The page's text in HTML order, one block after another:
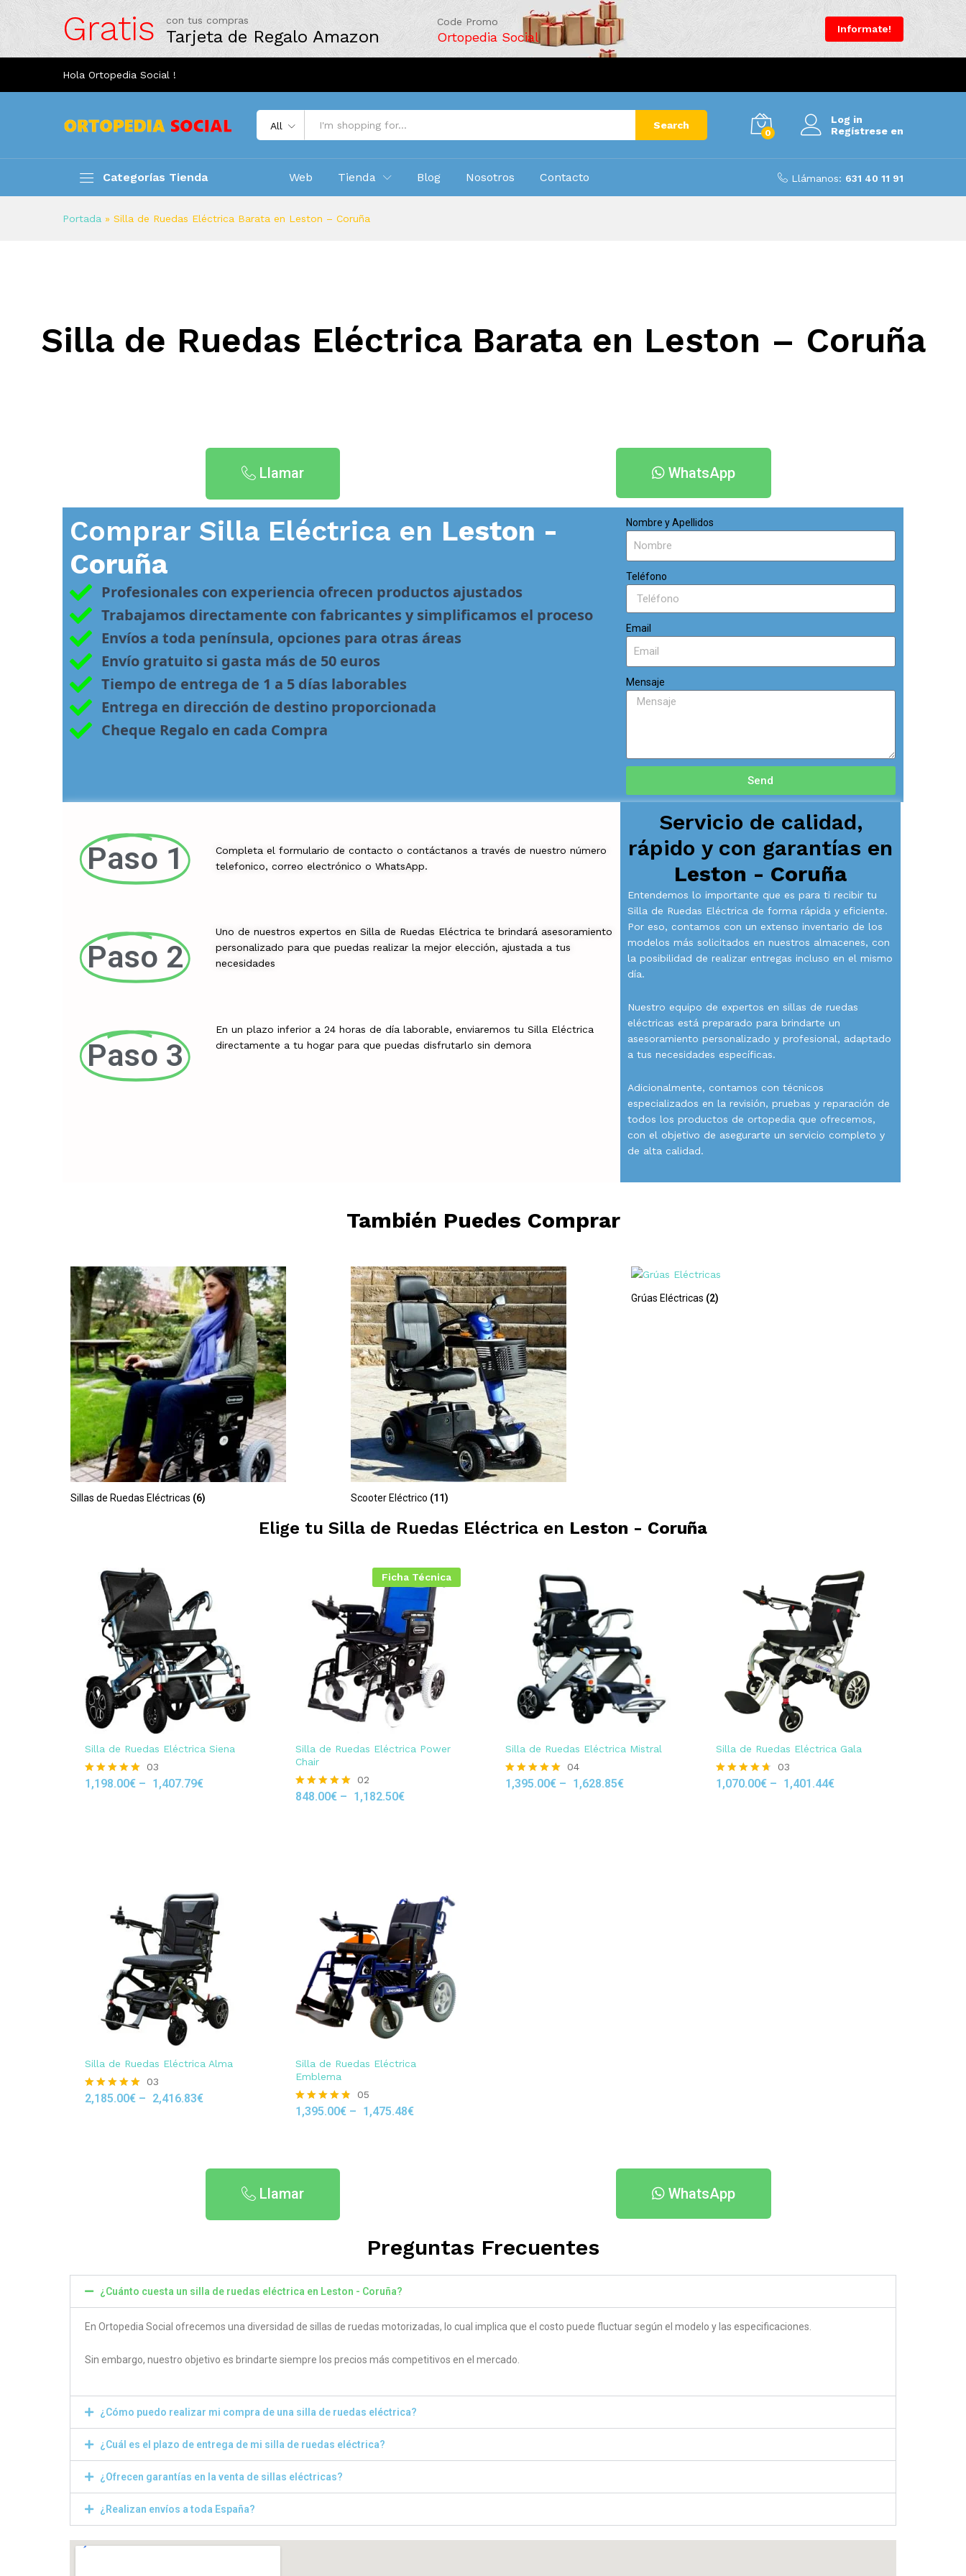
Gratis con tus compras
Tarjeta de Regalo Amazon
Code Promo
Ortopedia Social
Informate!
Hola Ortopedia Social !
All Search
0
Log in
Regístrese en
Categorías Tienda Web Tienda Blog Nosotros Contacto Llámanos: 631 40 11 91
Portada » Silla de Ruedas Eléctrica Barata en Leston – Coruña
Silla de Ruedas Eléctrica Barata en Leston – Coruña
Llamar WhatsApp
Comprar Silla Eléctrica en Leston -
Coruña
Profesionales con experiencia ofrecen productos ajustados
Trabajamos directamente con fabricantes y simplificamos el proceso
Envíos a toda península, opciones para otras áreas
Envío gratuito si gasta más de 50 euros
Tiempo de entrega de 1 a 5 días laborables
Entrega en dirección de destino proporcionada
Cheque Regalo en cada Compra
Nombre y Apellidos
Teléfono
Email
Mensaje
Send
Paso 1
Paso 2
Paso 3
Completa el formulario de contacto o contáctanos a través de nuestro número
telefonico, correo electrónico o WhatsApp.
Uno de nuestros expertos en Silla de Ruedas Eléctrica te brindará asesoramiento
personalizado para que puedas realizar la mejor elección, ajustada a tus
necesidades
En un plazo inferior a 24 horas de día laborable, enviaremos tu Silla Eléctrica
directamente a tu hogar para que puedas disfrutarlo sin demora
Servicio de calidad,
rápido y con garantías en
Leston - Coruña
Entendemos lo importante que es para ti recibir tu
Silla de Ruedas Eléctrica de forma rápida y eficiente.
Por eso, contamos con un extenso inventario de los
modelos más solicitados en nuestros almacenes, con
la posibilidad de realizar entregas incluso en el mismo
día.
Nuestro equipo de expertos en sillas de ruedas
eléctricas está preparado para brindarte un
asesoramiento personalizado y profesional, adaptado
a tus necesidades específicas.
Adicionalmente, contamos con técnicos
especializados en la revisión, pruebas y reparación de
todos los productos de ortopedia que ofrecemos,
con el objetivo de asegurarte un servicio completo y
de alta calidad.
También Puedes Comprar
Sillas de Ruedas Eléctricas (6) Scooter Eléctrico (11)
Grúas Eléctricas (2)
Elige tu Silla de Ruedas Eléctrica en Leston - Coruña
Silla de Ruedas Eléctrica Siena
Rated
03
1,198.00€ – 1,407.79€
Ficha Técnica
Silla de Ruedas Eléctrica Power
Chair
Rated
02
848.00€– 1,182.50€
Silla de Ruedas Eléctrica Mistral
Rated
04
1,395.00€ – 1,628.85€
Silla de Ruedas Eléctrica Gala
Rated
03
1,070.00€– 1,401.44€
Silla de Ruedas Eléctrica Alma
Rated
03
2,185.00€ – 2,416.83€
Silla de Ruedas Eléctrica
Emblema
Rated
05
1,395.00€– 1,475.48€
Llamar WhatsApp
Preguntas Frecuentes
¿Cuánto cuesta un silla de ruedas eléctrica en Leston - Coruña​?
En Ortopedia Social ofrecemos una diversidad de sillas de ruedas motorizadas, lo cual implica que el costo puede fluctuar según el modelo y las especificaciones.
Sin embargo, nuestro objetivo es brindarte siempre los precios más competitivos en el mercado.
¿Cómo puedo realizar mi compra de una silla de ruedas eléctrica?
¿Cuál es el plazo de entrega de mi silla de ruedas eléctrica?
¿Ofrecen garantías en la venta de sillas eléctricas?
¿Realizan envíos a toda España?